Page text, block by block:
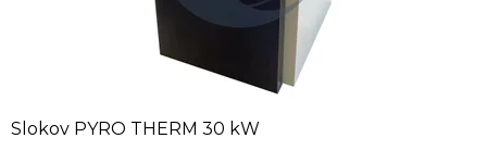
Slokov PYRO THERM 30 kW